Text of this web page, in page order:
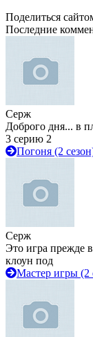
Поделиться
Последние
Серж
Доброго дня... в
3 серию 2
Погоня (2
Серж
Это игра прежде
клоун под
Мастер игры (2